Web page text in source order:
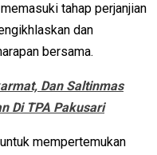
tahap perjanjian
dan
bersama.
Dan Saltinmas
Di TPA Pakusari
mempertemukan